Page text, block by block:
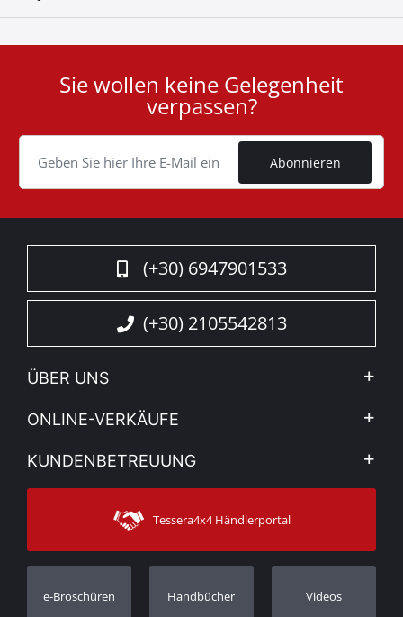
Cookie
Sie wollen keine Gelegenheit
verpassen?
Abonnieren
(+30) 6947901533
(+30) 2105542813
ÜBER UNS
Firma
Sehen Sie unsere Nachrichten
Sitemap
ONLINE-VERKÄUFE
Mein Konto
Versandarten
KUNDENBETREUUNG
Kontakt
Kundendienst
Bestellung verfolgen
Händler
Tessera4x4 Händlerportal
e-Broschüren Handbücher Videos